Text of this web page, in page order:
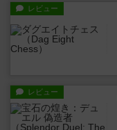
レビュー
レビュー